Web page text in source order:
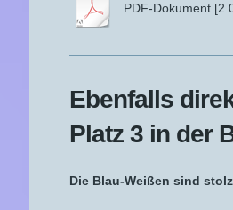
PDF-Dokument
Ebenfalls
Platz 3 in der
Die Blau-Weißen sind